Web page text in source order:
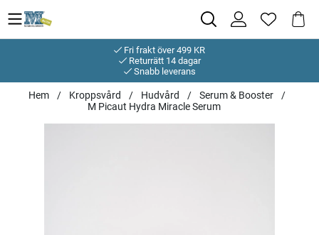
Fri frakt över 499 KR
Returrätt 14 dagar
Snabb leverans
Hem Kroppsvård Hudvård
Serum & Booster
M Picaut Hydra Miracle Serum